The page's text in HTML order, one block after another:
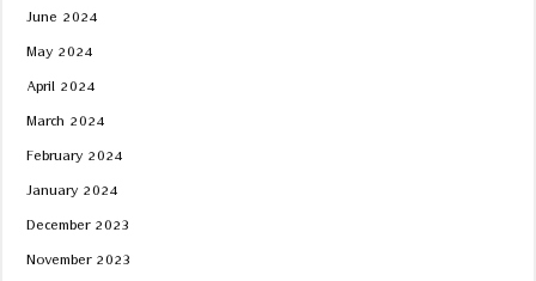
June 2024
May 2024
April 2024
March 2024
February 2024
January 2024
December 2023
November 2023